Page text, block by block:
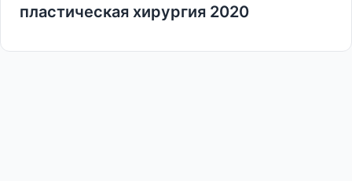
пластическая хирургия 2020